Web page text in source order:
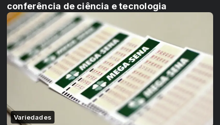
conferência de ciência e tecnologia
Variedades